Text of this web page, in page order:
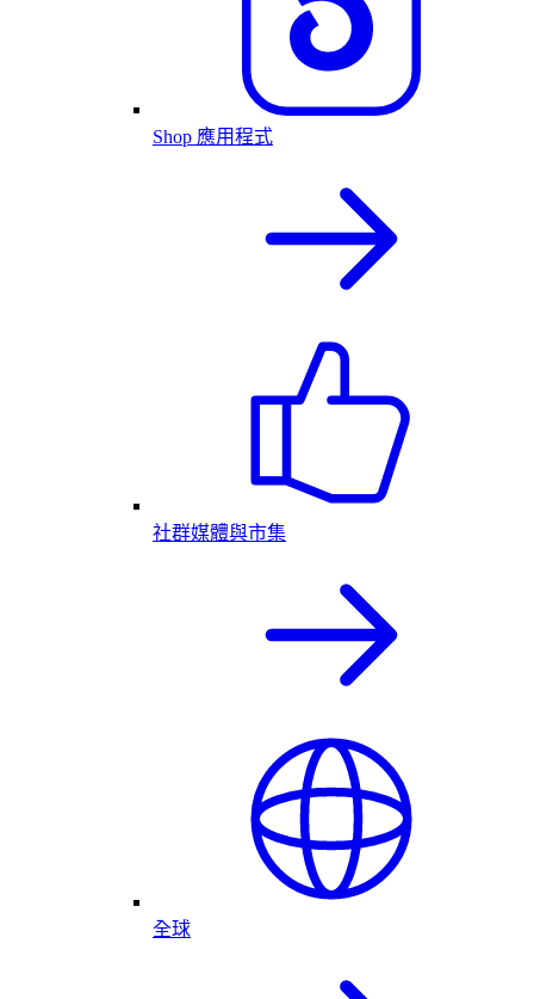
Shop 應用程式
社群媒體與市集
全球